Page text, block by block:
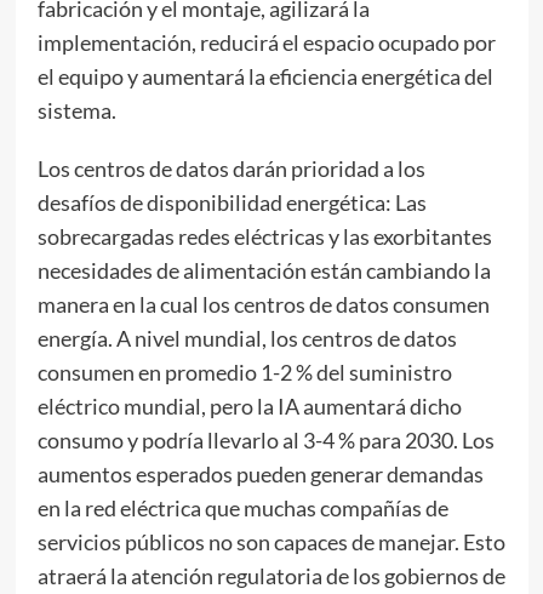
fabricación y el montaje, agilizará la
implementación, reducirá el espacio ocupado por
el equipo y aumentará la eficiencia energética del
sistema.
Los centros de datos darán prioridad a los
desafíos de disponibilidad energética: Las
sobrecargadas redes eléctricas y las exorbitantes
necesidades de alimentación están cambiando la
manera en la cual los centros de datos consumen
energía. A nivel mundial, los centros de datos
consumen en promedio 1-2 % del suministro
eléctrico mundial, pero la IA aumentará dicho
consumo y podría llevarlo al 3-4 % para 2030. Los
aumentos esperados pueden generar demandas
en la red eléctrica que muchas compañías de
servicios públicos no son capaces de manejar. Esto
atraerá la atención regulatoria de los gobiernos de